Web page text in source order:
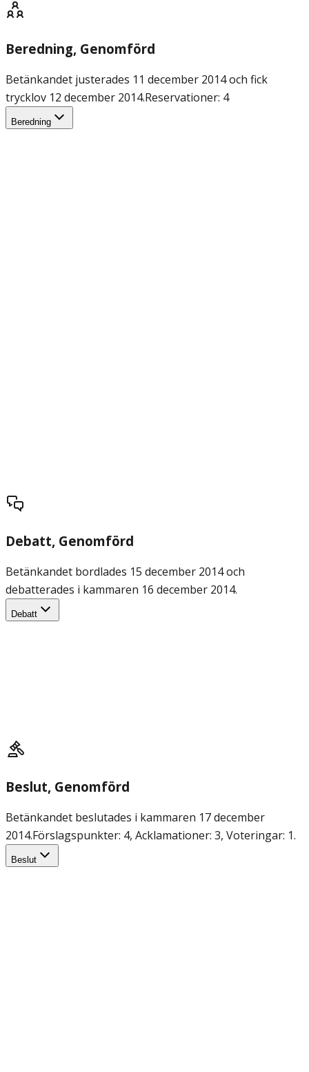
Beredning, Genomförd
Betänkandet justerades 11 december 2014 och fick
trycklov 12 december 2014.Reservationer: 4
Beredning
Debatt, Genomförd
Betänkandet bordlades 15 december 2014 och
debatterades i kammaren 16 december 2014.
Debatt
Beslut, Genomförd
Betänkandet beslutades i kammaren 17 december
2014.Förslagspunkter: 4, Acklamationer: 3, Voteringar: 1.
Beslut